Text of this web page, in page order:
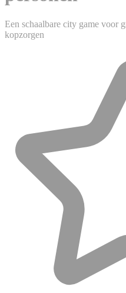
Een schaalbare city game voor
kopzorgen